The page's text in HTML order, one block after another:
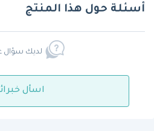
أسئلة حول هذا المنتج
لديك سؤال
اسأل